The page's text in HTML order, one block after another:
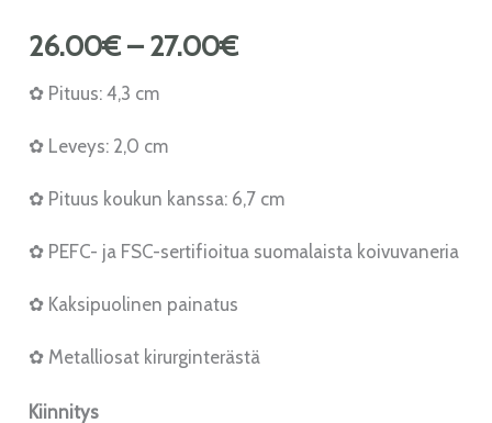
26.00€– 27.00€
✿ Pituus: 4,3 cm
✿ Leveys: 2,0 cm
✿ Pituus koukun kanssa: 6,7 cm
✿ PEFC- ja FSC-sertifioitua suomalaista koivuvaneria
✿ Kaksipuolinen painatus
✿ Metalliosat kirurginterästä
Kiinnitys